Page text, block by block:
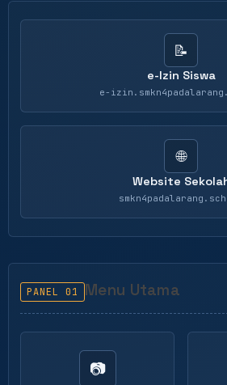
📝
e-Izin Siswa
e-
🌐
Website
PANEL 01 Menu Utama
📷